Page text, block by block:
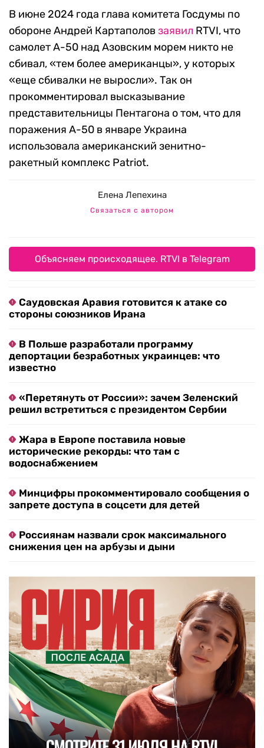
В июне 2024 года глава комитета Госдумы по
обороне Андрей Картаполов заявил RTVI, что
самолет А-50 над Азовским морем никто не
сбивал, «тем более американцы», у которых
«еще сбивалки не выросли». Так он
прокомментировал высказывание
представительницы Пентагона о том, что для
поражения А-50 в январе Украина
использовала американский зенитно-
ракетный комплекс Patriot.
Елена Лепехина
Связаться с автором
Объясняем происходящее. RTVI в Telegram
Саудовская Аравия готовится к атаке со
стороны союзников Ирана
В Польше разработали программу
депортации безработных украинцев: что
известно
«Перетянуть от России»: зачем Зеленский
решил встретиться с президентом Сербии
Жара в Европе поставила новые
исторические рекорды: что там с
водоснабжением
Минцифры прокомментировало сообщения о
запрете доступа в соцсети для детей
Россиянам назвали срок максимального
снижения цен на арбузы и дыни